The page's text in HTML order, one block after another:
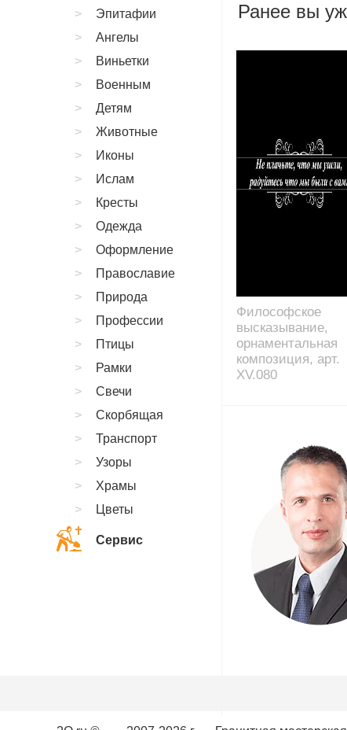
Ранее вы
Философское
высказывание,
орнаментальная
композиция, арт.
XV.080
Эпитафии
Ангелы
Виньетки
Военным
Детям
Животные
Иконы
Ислам
Кресты
Одежда
Оформление
Православие
Природа
Профессии
Птицы
Рамки
Свечи
Скорбящая
Транспорт
Узоры
Храмы
Цветы
Сервис